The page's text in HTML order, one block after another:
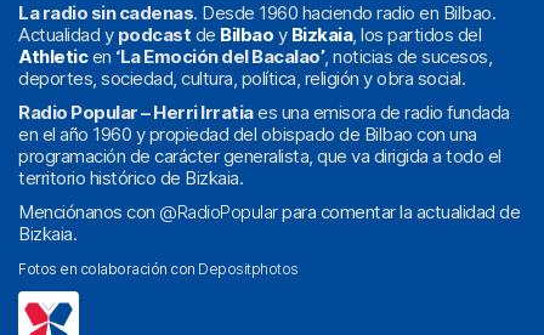
La radio sin cadenas. Desde 1960 haciendo radio en Bilbao.
Actualidad y podcast de Bilbao y Bizkaia, los partidos del
Athleticen ‘La Emoción del Bacalao’, noticias de sucesos,
deportes, sociedad, cultura, política, religión y obra social.
Radio Popular – Herri Irratiaes una emisora de radio fundada
en el año 1960 y propiedad del obispado de Bilbao con una
programación de carácter generalista, que va dirigida a todo el
territorio histórico de Bizkaia.
Menciónanos con @RadioPopularpara comentar la actualidad de
Bizkaia.
Fotos en colaboración con Depositphotos